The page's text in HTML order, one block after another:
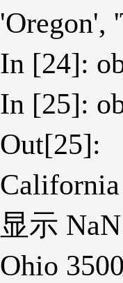
'Oregon',
In [24]:
In [25]:
Out[25]:
显示
Ohio